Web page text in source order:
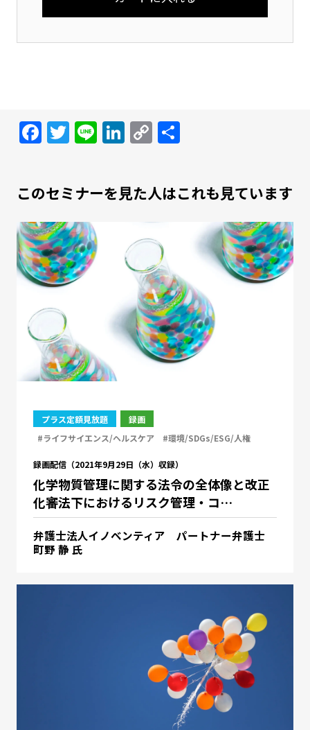
Facebook
Twitter
LineLinkedIn
Copy
Link
共
このセミナーを見た人はこれも見ています
プラス定額見放題
録画
#ライフサイエンス/ヘルスケア
#環境/SDGs/ESG/人権
録画配信（2021年9月29日（水）収録）
化学物質管理に関する法令の全体像と改正
化審法下におけるリスク管理・コ…
弁護士法人イノベンティア パートナー弁護士
町野 静 氏